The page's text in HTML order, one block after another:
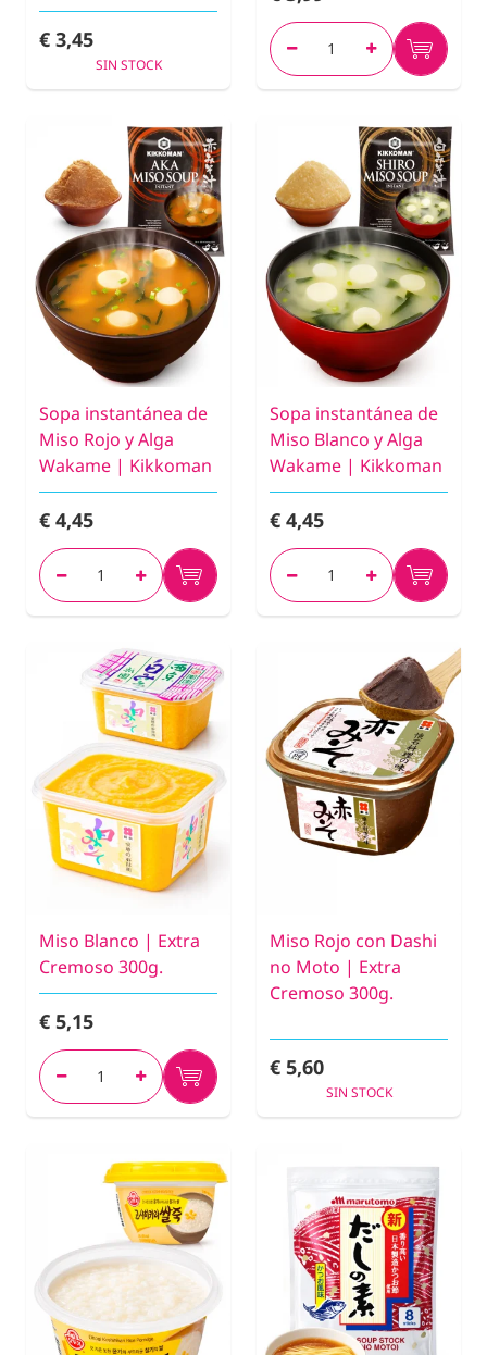
€ 3,45
SIN STOCK
Sopa instantánea de
Miso Rojo y Alga
Wakame | Kikkoman
€ 4,45
Sopa instantánea de
Miso Blanco y Alga
Wakame | Kikkoman
€ 4,45
Miso Blanco | Extra
Cremoso 300g.
€ 5,15
Miso Rojo con Dashi
no Moto | Extra
Cremoso 300g.
€ 5,60
SIN STOCK